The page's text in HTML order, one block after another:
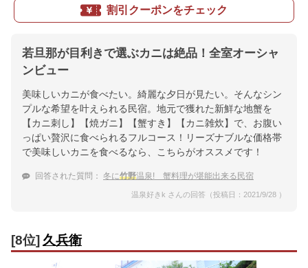
割引クーポンをチェック
若旦那が目利きで選ぶカニは絶品！全室オーシャ
ンビュー
美味しいカニが食べたい。綺麗な夕日が見たい。そんなシン
プルな希望を叶えられる民宿。地元で獲れた新鮮な地蟹を
【カニ刺し】【焼ガニ】【蟹すき】【カニ雑炊】で、お腹い
っぱい贅沢に食べられるフルコース！リーズナブルな価格帯
で美味しいカニを食べるなら、こちらがオススメです！
回答された質問： 冬に竹野温泉! 蟹料理が堪能出来る民宿
温泉好きk さんの回答（投稿日：2021/9/28 ）
[8位] 久兵衛